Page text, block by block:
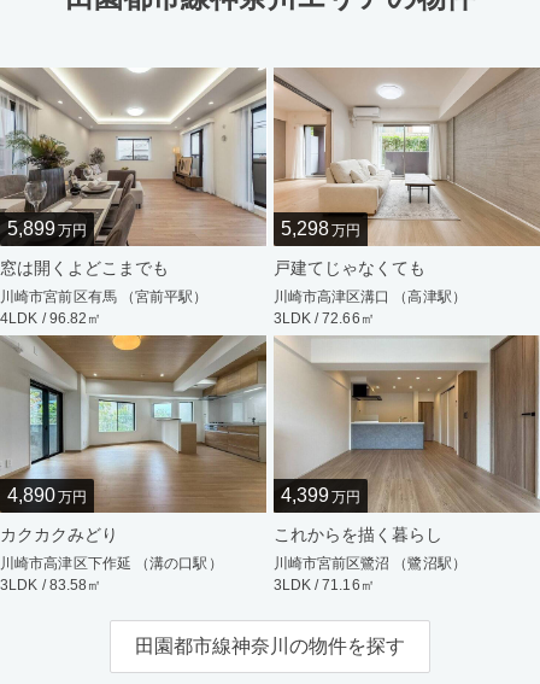
5,899万円
窓は開くよどこまでも
川崎市宮前区有馬 （宮前平駅）
4LDK / 96.82㎡
5,298万円
戸建てじゃなくても
川崎市高津区溝口 （高津駅）
3LDK / 72.66㎡
4,890万円
カクカクみどり
川崎市高津区下作延 （溝の口駅）
3LDK / 83.58㎡
4,399万円
これからを描く暮らし
川崎市宮前区鷺沼 （鷺沼駅）
3LDK / 71.16㎡
田園都市線神奈川の物件を探す